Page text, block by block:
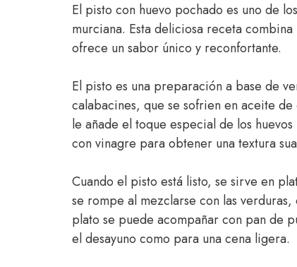
El pisto con huevo pochado es uno de
murciana. Esta deliciosa receta
ofrece un sabor único y reconfortante.
El pisto es una preparación a base de
calabacines, que se sofrien en aceite
le añade el toque especial de los
con vinagre para obtener una textura
Cuando el pisto está listo, se sirve en
se rompe al mezclarse con las
plato se puede acompañar con pan de
el desayuno como para una cena ligera.